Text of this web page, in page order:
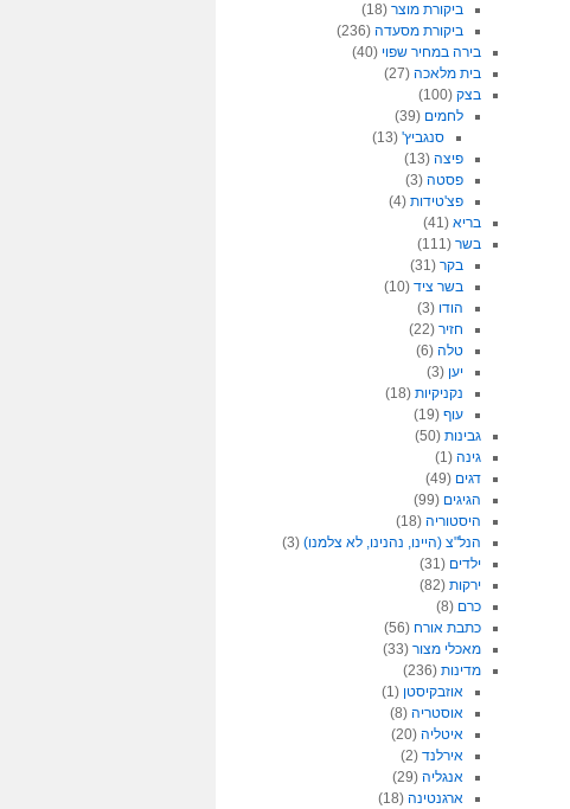
ביקורת מוצר (18)
ביקורת מסעדה (236)
בירה במחיר שפוי (40)
בית מלאכה(27)
בצק(100)
לחמים (39)
סנגביץ'(13)
פיצה (13)
פסטה (3)
פצ'טידות (4)
בריא(41)
בשר(111)
בקר (31)
בשר ציד (10)
הודו (3)
חזיר (22)
טלה (6)
יען (3)
נקניקיות (18)
עוף (19)
גבינות(50)
גינה(1)
דגים (49)
הגיגים (99)
היסטוריה(18)
הנל"צ (היינו, נהנינו, לא צלמנו)(3)
ילדים (31)
ירקות(82)
כרם (8)
כתבת אורח (56)
מאכלי מצור(33)
מדינות(236)
אוזבקיסטן (1)
אוסטריה (8)
איטליה (20)
אירלנד (2)
אנגליה (29)
ארגנטינה (18)